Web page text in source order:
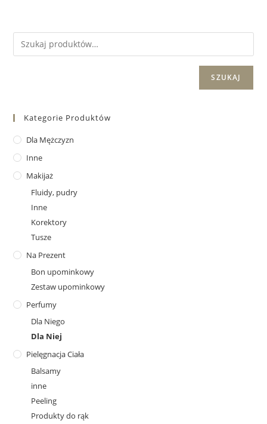
SZUKAJ
Kategorie Produktów
Dla Mężczyzn
Inne
Makijaż
Fluidy, pudry
Inne
Korektory
Tusze
Na Prezent
Bon upominkowy
Zestaw upominkowy
Perfumy
Dla Niego
Dla Niej
Pielęgnacja Ciała
Balsamy
inne
Peeling
Produkty do rąk